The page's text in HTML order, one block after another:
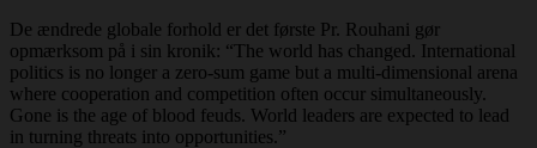
De ændrede globale forhold er det første Pr. Rouhani gør
opmærksom på i sin kronik: “The world has changed. International
politics is no longer a zero-sum game but a multi-dimensional arena
where cooperation and competition often occur simultaneously.
Gone is the age of blood feuds. World leaders are expected to lead
in turning threats into opportunities.”